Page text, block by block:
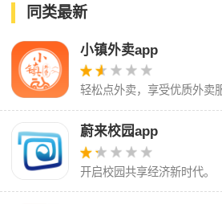
同类最新
小镇外卖app
轻松点外卖，享受优质外卖
蔚来校园app
开启校园共享经济新时代。